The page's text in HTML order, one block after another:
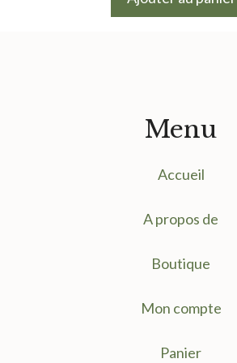
Menu
Accueil
A propos de
Boutique
Mon compte
Panier